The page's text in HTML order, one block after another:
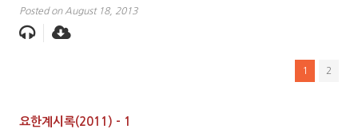
Posted on August 18, 2013
1 2
요한계시록(2011) – 1